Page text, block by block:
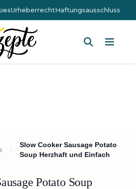
UrheberrechtHaftungsausschluss
Slow Cooker Sausage Potato
Soup Herzhaft und Einfach
Potato Soup